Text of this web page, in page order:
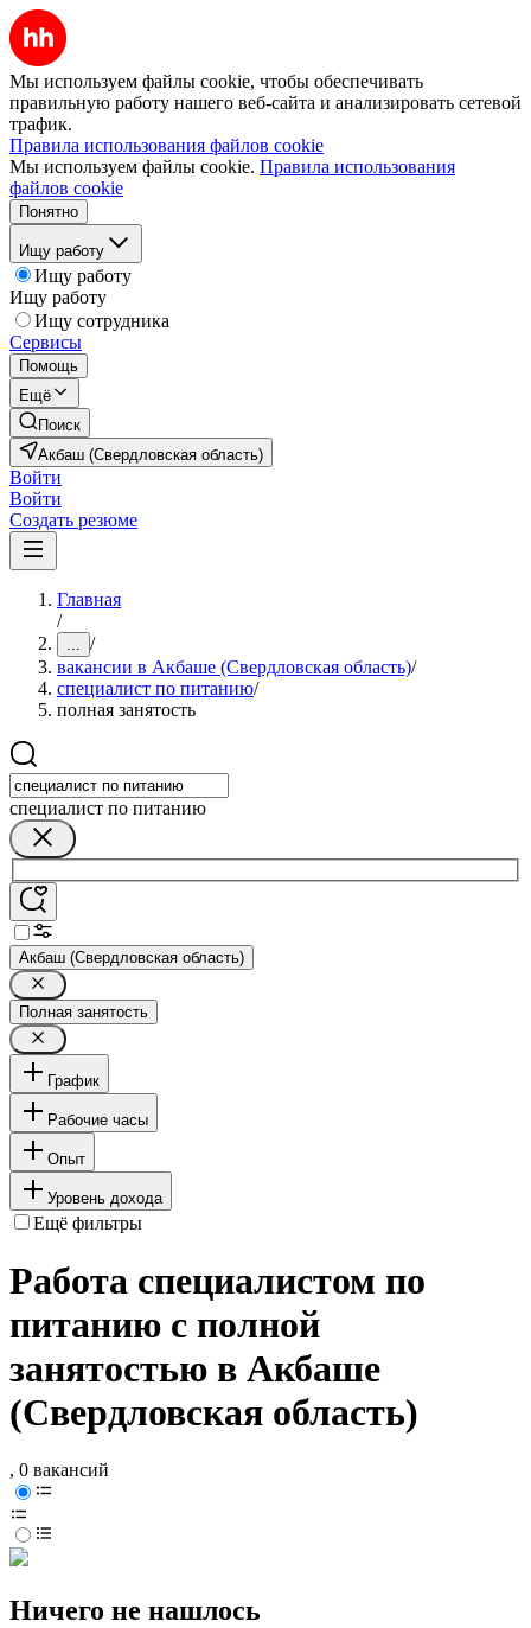
Мы используем файлы cookie, чтобы обеспечивать
правильную работу нашего веб-сайта и анализировать сетевой
трафик.
Правила использования файлов cookie
Мы используем файлы cookie. Правила использования
файлов cookie
Понятно
Ищу работу
Ищу работу
Ищу работу
Ищу сотрудника
Сервисы
Помощь
Ещё
Поиск
Акбаш (Свердловская область)
Войти
Войти
Создать резюме
Главная
/
... /
вакансии в Акбаше (Свердловская область)/
специалист по питанию/
полная занятость
специалист по питанию
Акбаш (Свердловская область)
Полная занятость
График
Рабочие часы
Опыт
Уровень дохода
Ещё фильтры
Работа специалистом по
питанию с полной
занятостью в Акбаше
(Свердловская область)
, 0 вакансий
Ничего не нашлось